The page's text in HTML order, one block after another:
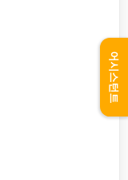
어시스턴트